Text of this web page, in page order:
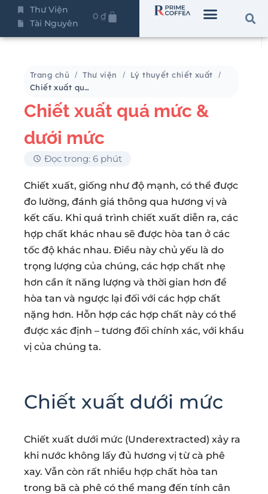
Thư Viện
Tài Nguyên
0 ₫
Trang chủ Thư viện
Lý thuyết chiết xuất
Chiết xuất quá mức & dưới mức
Chiết xuất quá mức &
dưới mức
Đọc trong: 6 phút
Chiết xuất, giống như độ mạnh, có thể được
đo lường, đánh giá thông qua hương vị và
kết cấu. Khi quá trình chiết xuất diễn ra, các
hợp chất khác nhau sẽ được hòa tan ở các
tốc độ khác nhau. Điều này chủ yếu là do
trọng lượng của chúng, các hợp chất nhẹ
hơn cần ít năng lượng và thời gian hơn để
hòa tan và ngược lại đối với các hợp chất
nặng hơn. Hỗn hợp các hợp chất này có thể
được xác định – tương đối chính xác, với khẩu
vị của chúng ta.
Chiết xuất dưới mức
Chiết xuất dưới mức (Underextracted) xảy ra
khi nước không lấy đủ hương vị từ cà phê
xay. Vẫn còn rất nhiều hợp chất hòa tan
trong bã cà phê có thể mang đến tính cân